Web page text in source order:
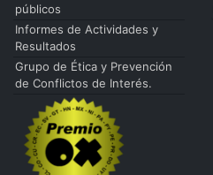
públicos
Informes de Actividades y
Resultados
Grupo de Ética y Prevención
de Conflictos de Interés.